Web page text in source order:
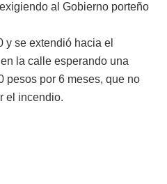
al Gobierno porteño
y se extendió hacia el
la calle esperando una
pesos por 6 meses, que no
el incendio.